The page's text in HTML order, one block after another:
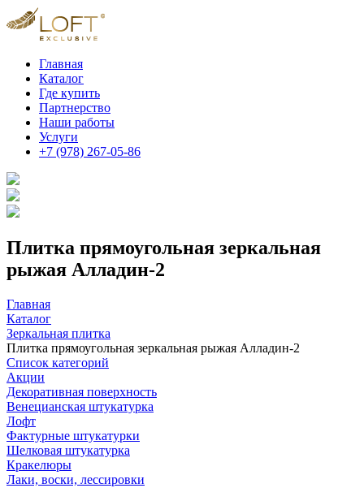
Главная
Каталог
Где купить
Партнерство
Наши работы
Услуги
+7 (978) 267-05-86
Плитка прямоугольная зеркальная
рыжая Алладин-2
Главная
Каталог
Зеркальная плитка
Плитка прямоугольная зеркальная рыжая Алладин-2
Список категорий
Акции
Декоративная поверхность
Венецианская штукатурка
Лофт
Фактурные штукатурки
Шелковая штукатурка
Кракелюры
Лаки, воски, лессировки